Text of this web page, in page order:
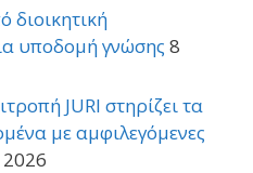
διοικητική
υποδομή γνώσης 8
JURI στηρίζει τα
με αμφιλεγόμενες
2026